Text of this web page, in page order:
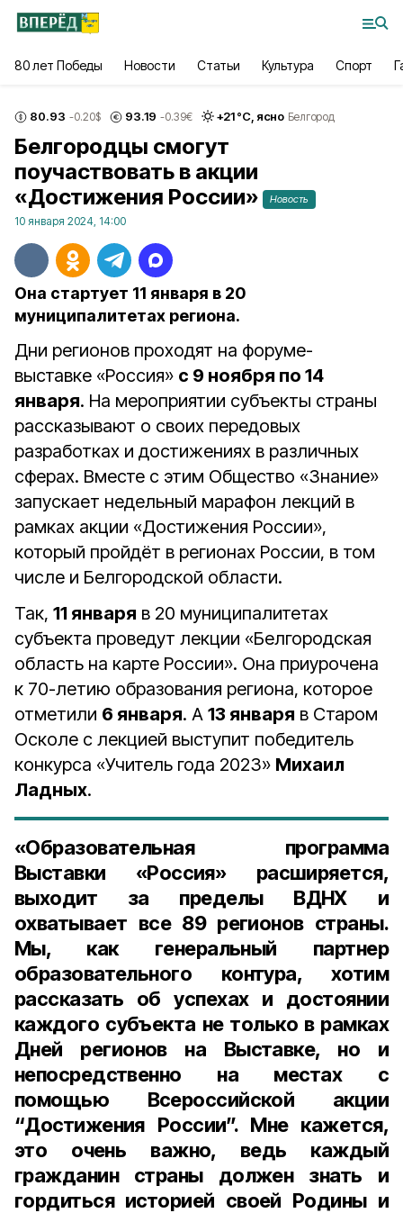
80 лет Победы Новости Статьи Культура Спорт
80.93 -0.20$ 93.19 -0.39€ +21°С, ясно Белгород
Белгородцы смогут
поучаствовать в акции
«Достижения России»
Новость
10 января 2024, 14:00
Она стартует 11 января в 20
муниципалитетах региона.
Дни регионов проходят на форуме-
выставке «Россия» с 9 ноября по 14
января. На мероприятии субъекты страны
рассказывают о своих передовых
разработках и достижениях в различных
сферах. Вместе с этим Общество «Знание»
запускает недельный марафон лекций в
рамках акции «Достижения России»,
который пройдёт в регионах России, в том
числе и Белгородской области.
Так, 11 января в 20 муниципалитетах
субъекта проведут лекции «Белгородская
область на карте России». Она приурочена
к 70-летию образования региона, которое
отметили 6 января. А 13 января в Старом
Осколе с лекцией выступит победитель
конкурса «Учитель года 2023» Михаил
Ладных.
«Образовательная программа
Выставки «Россия» расширяется,
выходит за пределы ВДНХ и
охватывает все 89 регионов страны.
Мы, как генеральный партнер
образовательного контура, хотим
рассказать об успехах и достоянии
каждого субъекта не только в рамках
Дней регионов на Выставке, но и
непосредственно на местах с
помощью Всероссийской акции
“Достижения России”. Мне кажется,
это очень важно, ведь каждый
гражданин страны должен знать и
гордиться историей своей Родины и